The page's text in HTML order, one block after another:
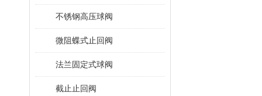
不锈钢高压球阀
微阻蝶式止回阀
法兰固定式球阀
截止止回阀